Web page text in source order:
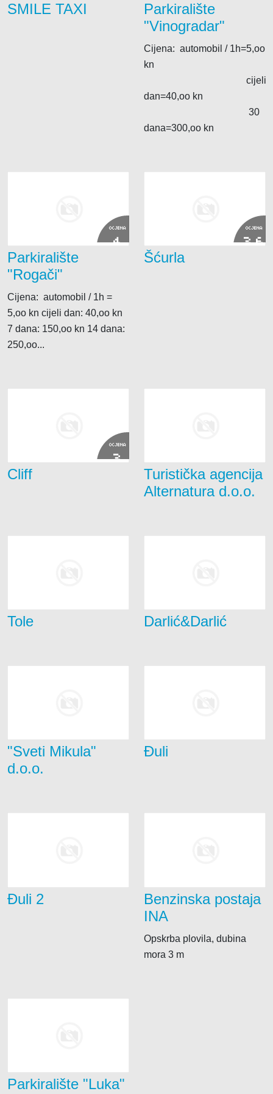
SMILE TAXI
Parkiralište
"Vinogradar"
Cijena: automobil / 1h=5,oo
kn
cijeli
dan=40,oo kn
30
dana=300,oo kn
OCJENA
4
Parkiralište
"Rogači"
Cijena: automobil / 1h =
5,oo kn cijeli dan: 40,oo kn
7 dana: 150,oo kn 14 dana:
250,oo...
OCJENA
3.6
Šćurla
OCJENA
3
Cliff
Turistička agencija
Alternatura d.o.o.
Tole Darlić&Darlić
"Sveti Mikula"
d.o.o.
Đuli
Đuli 2
Benzinska postaja
INA
Opskrba plovila, dubina
mora 3 m
Parkiralište "Luka"